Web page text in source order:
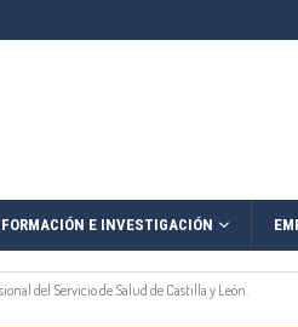
FORMACIÓN E INVESTIGACIÓN
del Servicio de Salud de Castilla y León.